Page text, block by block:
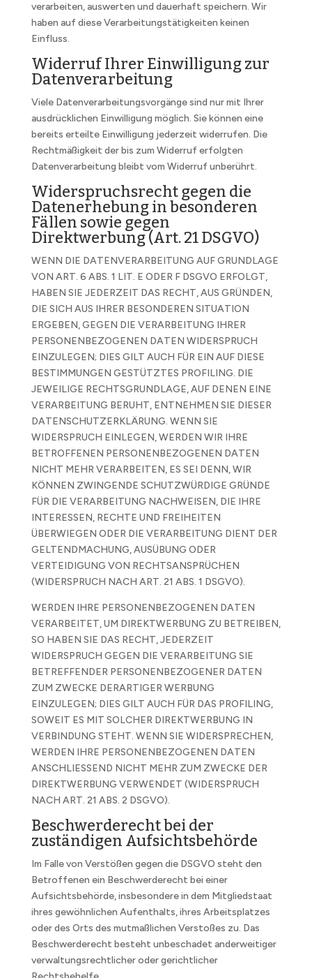
verarbeiten, auswerten und dauerhaft speichern. Wir
haben auf diese Verarbeitungstätigkeiten keinen
Einfluss.
Widerruf Ihrer Einwilligung zur
Datenverarbeitung
Viele Datenverarbeitungsvorgänge sind nur mit Ihrer
ausdrücklichen Einwilligung möglich. Sie können eine
bereits erteilte Einwilligung jederzeit widerrufen. Die
Rechtmäßigkeit der bis zum Widerruf erfolgten
Datenverarbeitung bleibt vom Widerruf unberührt.
Widerspruchsrecht gegen die
Datenerhebung in besonderen
Fällen sowie gegen
Direktwerbung (Art. 21 DSGVO)
WENN DIE DATENVERARBEITUNG AUF GRUNDLAGE
VON ART. 6 ABS. 1 LIT. E ODER F DSGVO ERFOLGT,
HABEN SIE JEDERZEIT DAS RECHT, AUS GRÜNDEN,
DIE SICH AUS IHRER BESONDEREN SITUATION
ERGEBEN, GEGEN DIE VERARBEITUNG IHRER
PERSONENBEZOGENEN DATEN WIDERSPRUCH
EINZULEGEN; DIES GILT AUCH FÜR EIN AUF DIESE
BESTIMMUNGEN GESTÜTZTES PROFILING. DIE
JEWEILIGE RECHTSGRUNDLAGE, AUF DENEN EINE
VERARBEITUNG BERUHT, ENTNEHMEN SIE DIESER
DATENSCHUTZERKLÄRUNG. WENN SIE
WIDERSPRUCH EINLEGEN, WERDEN WIR IHRE
BETROFFENEN PERSONENBEZOGENEN DATEN
NICHT MEHR VERARBEITEN, ES SEI DENN, WIR
KÖNNEN ZWINGENDE SCHUTZWÜRDIGE GRÜNDE
FÜR DIE VERARBEITUNG NACHWEISEN, DIE IHRE
INTERESSEN, RECHTE UND FREIHEITEN
ÜBERWIEGEN ODER DIE VERARBEITUNG DIENT DER
GELTENDMACHUNG, AUSÜBUNG ODER
VERTEIDIGUNG VON RECHTSANSPRÜCHEN
(WIDERSPRUCH NACH ART. 21 ABS. 1 DSGVO).
WERDEN IHRE PERSONENBEZOGENEN DATEN
VERARBEITET, UM DIREKTWERBUNG ZU BETREIBEN,
SO HABEN SIE DAS RECHT, JEDERZEIT
WIDERSPRUCH GEGEN DIE VERARBEITUNG SIE
BETREFFENDER PERSONENBEZOGENER DATEN
ZUM ZWECKE DERARTIGER WERBUNG
EINZULEGEN; DIES GILT AUCH FÜR DAS PROFILING,
SOWEIT ES MIT SOLCHER DIREKTWERBUNG IN
VERBINDUNG STEHT. WENN SIE WIDERSPRECHEN,
WERDEN IHRE PERSONENBEZOGENEN DATEN
ANSCHLIESSEND NICHT MEHR ZUM ZWECKE DER
DIREKTWERBUNG VERWENDET (WIDERSPRUCH
NACH ART. 21 ABS. 2 DSGVO).
Beschwerde­recht bei der
zuständigen Aufsichts­behörde
Im Falle von Verstößen gegen die DSGVO steht den
Betroffenen ein Beschwerderecht bei einer
Aufsichtsbehörde, insbesondere in dem Mitgliedstaat
ihres gewöhnlichen Aufenthalts, ihres Arbeitsplatzes
oder des Orts des mutmaßlichen Verstoßes zu. Das
Beschwerderecht besteht unbeschadet anderweitiger
verwaltungsrechtlicher oder gerichtlicher